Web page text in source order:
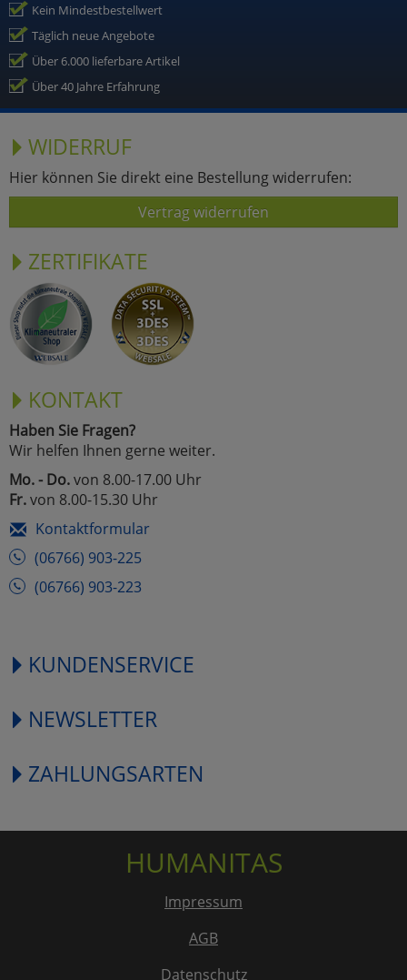
Kein Mindestbestellwert
Täglich neue Angebote
Über 6.000 lieferbare Artikel
Über 40 Jahre Erfahrung
WIDERRUF
Hier können Sie direkt eine Bestellung widerrufen:
Vertrag widerrufen
ZERTIFIKATE
KONTAKT
Haben Sie Fragen?
Wir helfen Ihnen gerne weiter.
Mo. - Do.von 8.00-17.00 Uhr
Fr.von 8.00-15.30 Uhr
Kontaktformular
(06766) 903-225
(06766) 903-223
KUNDENSERVICE
NEWSLETTER
ZAHLUNGSARTEN
HUMANITAS
Impressum
AGB
Datenschutz